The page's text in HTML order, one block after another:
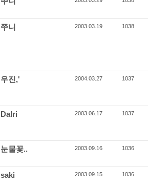
쭈니 2003.03.19 1038
우진,' 2004.03.27 1037
Dalri 2003.06.17 1037
눈물꽃.. 2003.09.16 1036
saki 2003.09.15 1036